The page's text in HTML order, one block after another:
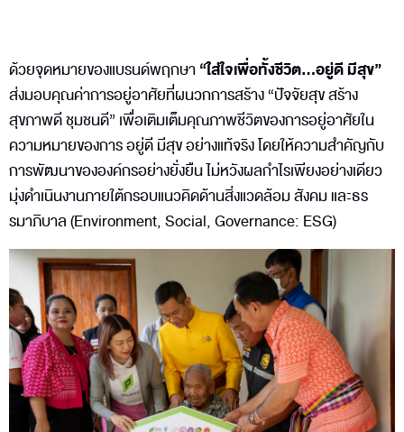
ด้วยจุดหมายของแบรนด์พฤกษา“ใส่ใจเพื่อทั้งชีวิต...อยู่ดี มีสุข”
ส่งมอบคุณค่าการอยู่อาศัยที่ผนวกการสร้าง “ปัจจัยสุข สร้าง
สุขภาพดี ชุมชนดี” เพื่อเติมเต็มคุณภาพชีวิตของการอยู่อาศัยใน
ความหมายของการ อยู่ดี มีสุข อย่างแท้จริง โดยให้ความสำคัญกับ
การพัฒนาขององค์กรอย่างยั่งยืน ไม่หวังผลกำไรเพียงอย่างเดียว
มุ่งดำเนินงานภายใต้กรอบแนวคิดด้านสิ่งแวดล้อม สังคม และธร
รมาภิบาล (Environment, Social, Governance: ESG)